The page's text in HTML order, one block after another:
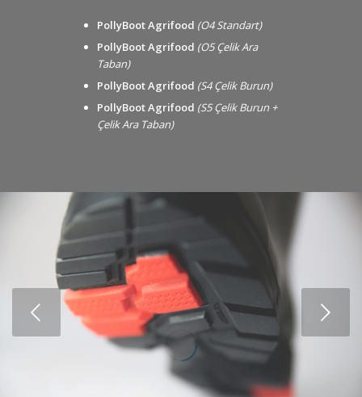
PollyBoot Agrifood (O4 Standart)
PollyBoot Agrifood (O5 Çelik Ara
Taban)
PollyBoot Agrifood (S4 Çelik Burun)
PollyBoot Agrifood (S5 Çelik Burun +
Çelik Ara Taban)
Sonraki